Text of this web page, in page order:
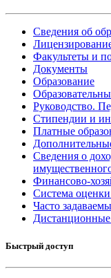
Сведения об
Факультеты и
Документы
Образование
Руководство.
Стипендии и
Платные
Сведения о
Финансово-
Система оценки
Часто
Дистанционные
Быстрый доступ